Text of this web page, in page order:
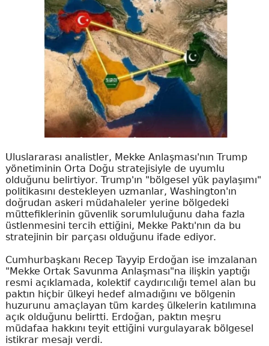
Uluslararası analistler, Mekke Anlaşması'nın Trump
yönetiminin Orta Doğu stratejisiyle de uyumlu
olduğunu belirtiyor. Trump'ın "bölgesel yük paylaşımı"
politikasını destekleyen uzmanlar, Washington'ın
doğrudan askeri müdahaleler yerine bölgedeki
müttefiklerinin güvenlik sorumluluğunu daha fazla
üstlenmesini tercih ettiğini, Mekke Paktı'nın da bu
stratejinin bir parçası olduğunu ifade ediyor.
Cumhurbaşkanı Recep Tayyip Erdoğan ise imzalanan
"Mekke Ortak Savunma Anlaşması"na ilişkin yaptığı
resmi açıklamada, kolektif caydırıcılığı temel alan bu
paktın hiçbir ülkeyi hedef almadığını ve bölgenin
huzurunu amaçlayan tüm kardeş ülkelerin katılımına
açık olduğunu belirtti. Erdoğan, paktın meşru
müdafaa hakkını teyit ettiğini vurgulayarak bölgesel
istikrar mesajı verdi.